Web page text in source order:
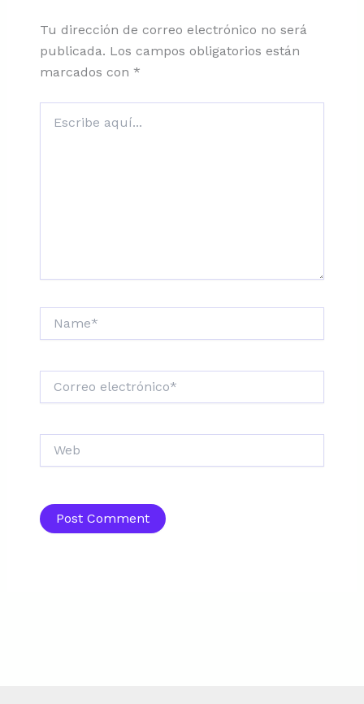
Tu dirección de correo electrónico no será
publicada. Los campos obligatorios están
marcados con *
aquí...
electrónico*